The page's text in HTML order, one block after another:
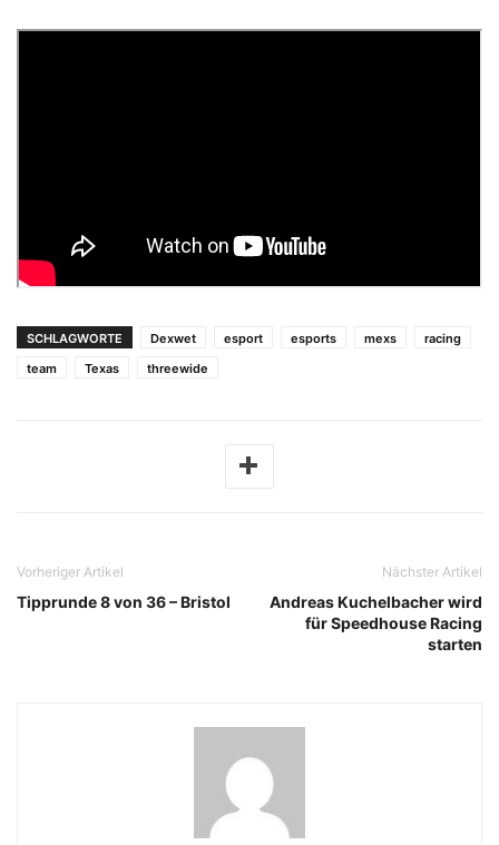
SCHLAGWORTE Dexwet esport esports mexs
racing
team
Texas threewide
Vorheriger Artikel
Tipprunde 8 von 36 – Bristol
Nächster Artikel
Andreas Kuchelbacher wird
für Speedhouse Racing
starten